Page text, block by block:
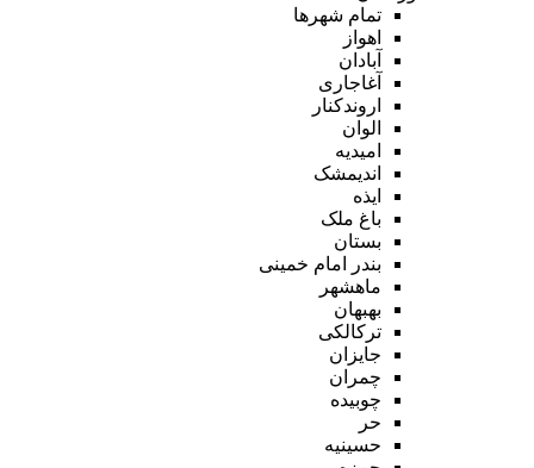
تمام شهر‌ها
اهواز
آبادان
آغاجاری
اروندکنار
الوان
امیدیه
اندیمشک
ایذه
باغ ملک
بستان
بندر امام خمینی
ماهشهر
بهبهان
ترکالکی
جایزان
چمران
چوبیده
حر
حسینیه